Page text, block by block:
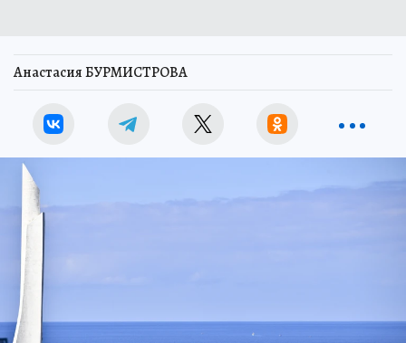
Анастасия БУРМИСТРОВА